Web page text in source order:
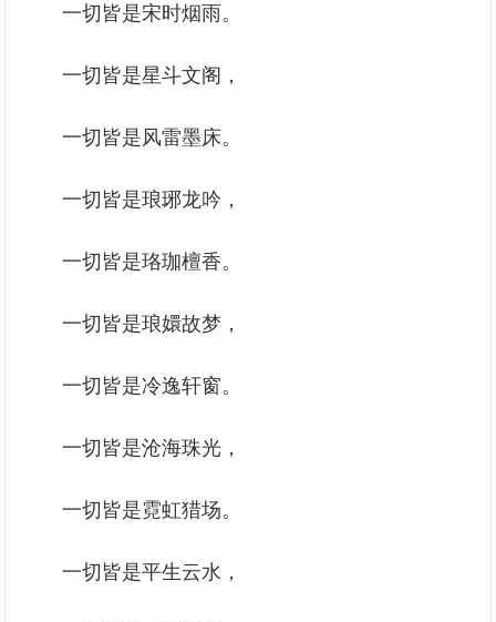
一切皆是宋时烟雨。
一切皆是星斗文阁，
一切皆是风雷墨床。
一切皆是琅琊龙吟，
一切皆是珞珈檀香。
一切皆是琅嬛故梦，
一切皆是冷逸轩窗。
一切皆是沧海珠光，
一切皆是霓虹猎场。
一切皆是平生云水，